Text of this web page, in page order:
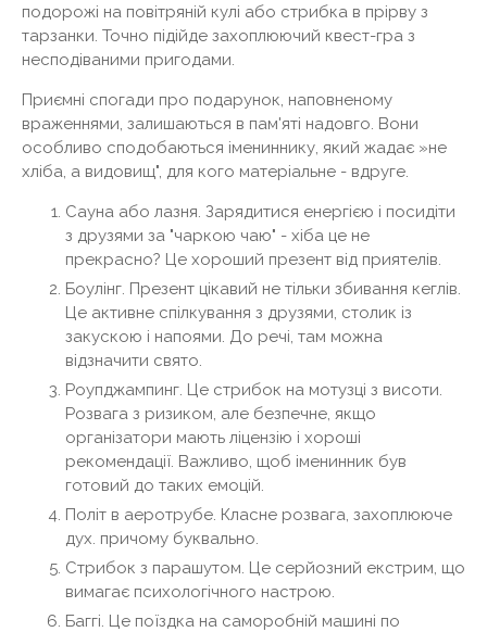
подорожі на повітряній кулі або стрибка в прірву з
тарзанки. Точно підійде захоплюючий квест-гра з
несподіваними пригодами.
Приємні спогади про подарунок, наповненому
враженнями, залишаються в пам'яті надовго. Вони
особливо сподобаються імениннику, який жадає »не
хліба, а видовищ", для кого матеріальне - вдруге.
Сауна або лазня. Зарядитися енергією і посидіти
з друзями за "чаркою чаю" ​​- хіба це не
прекрасно? Це хороший презент від приятелів.
Боулінг. Презент цікавий не тільки збивання кеглів.
Це активне спілкування з друзями, столик із
закускою і напоями. До речі, там можна
відзначити свято.
Роупджампинг. Це стрибок на мотузці з висоти.
Розвага з ризиком, але безпечне, якщо
організатори мають ліцензію і хороші
рекомендації. Важливо, щоб іменинник був
готовий до таких емоцій.
Політ в аеротрубе. Класне розвага, захоплююче
дух. причому буквально.
Стрибок з парашутом. Це серйозний екстрим, що
вимагає психологічного настрою.
Баггі. Це поїздка на саморобній машині по